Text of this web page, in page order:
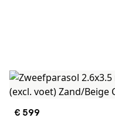
€ 599